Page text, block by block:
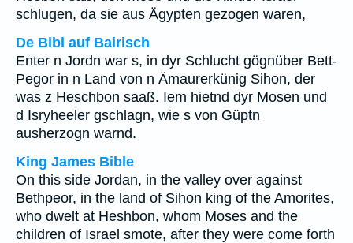
schlugen, da sie aus Ägypten gezogen waren,
De Bibl auf Bairisch
Enter n Jordn war s, in dyr Schlucht gögnüber Bett-
Pegor in n Land von n Ämaurerkünig Sihon, der
was z Heschbon saaß. Iem hietnd dyr Mosen und
d Isryheeler gschlagn, wie s von Güptn
ausherzogn warnd.
King James Bible
On this side Jordan, in the valley over against
Bethpeor, in the land of Sihon king of the Amorites,
who dwelt at Heshbon, whom Moses and the
children of Israel smote, after they were come forth